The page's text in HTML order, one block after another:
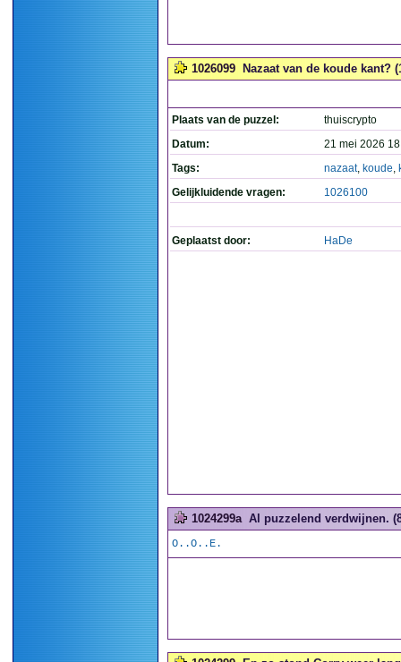
1026099 Nazaat van de koude kant?
Plaats van de puzzel:
thuiscrypto
Datum:
21 mei 2026
Tags:
nazaat, koude,
Gelijkluidende vragen:
1026100
Geplaatst door: HaDe
1024299a Al puzzelend verdwijnen.
O..O..E.